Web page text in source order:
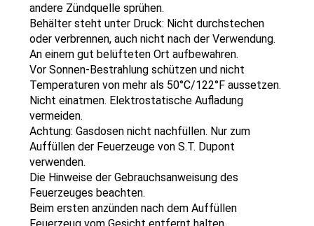
andere Zündquelle sprühen.
Behälter steht unter Druck: Nicht durchstechen
oder verbrennen, auch nicht nach der Verwendung.
An einem gut belüfteten Ort aufbewahren.
Vor Sonnen-Bestrahlung schützen und nicht
Temperaturen von mehr als 50°C/122°F aussetzen.
Nicht einatmen. Elektrostatische Aufladung
vermeiden.
Achtung: Gasdosen nicht nachfüllen. Nur zum
Auffüllen der Feuerzeuge von S.T. Dupont
verwenden.
Die Hinweise der Gebrauchsanweisung des
Feuerzeuges beachten.
Beim ersten anzünden nach dem Auffüllen